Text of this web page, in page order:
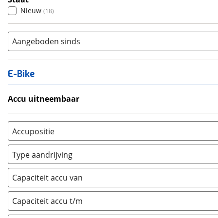
Nieuw (18)
Aangeboden sinds
E-Bike
Accu uitneembaar
Nee, vast (1)
Accupositie
Bagagedrager (0)
Frame (2 )
Vloer (0
Achterbank (0)
Kofferbak (0)
Overig (0)
Type aandrijving
Achterwiel (0)
Trapas
Voorwiel
Capaciteit accu van
Capaciteit accu t/m